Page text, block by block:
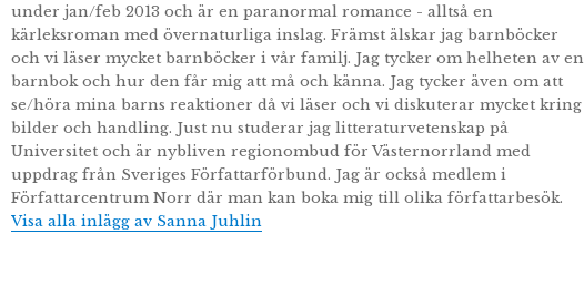
under jan/feb 2013 och är en paranormal romance - alltså en
kärleksroman med övernaturliga inslag. Främst älskar jag barnböcker
och vi läser mycket barnböcker i vår familj. Jag tycker om helheten av en
barnbok och hur den får mig att må och känna. Jag tycker även om att
se/höra mina barns reaktioner då vi läser och vi diskuterar mycket kring
bilder och handling. Just nu studerar jag litteraturvetenskap på
Universitet och är nybliven regionombud för Västernorrland med
uppdrag från Sveriges Författarförbund. Jag är också medlem i
Författarcentrum Norr där man kan boka mig till olika författarbesök.
Visa alla inlägg av Sanna Juhlin